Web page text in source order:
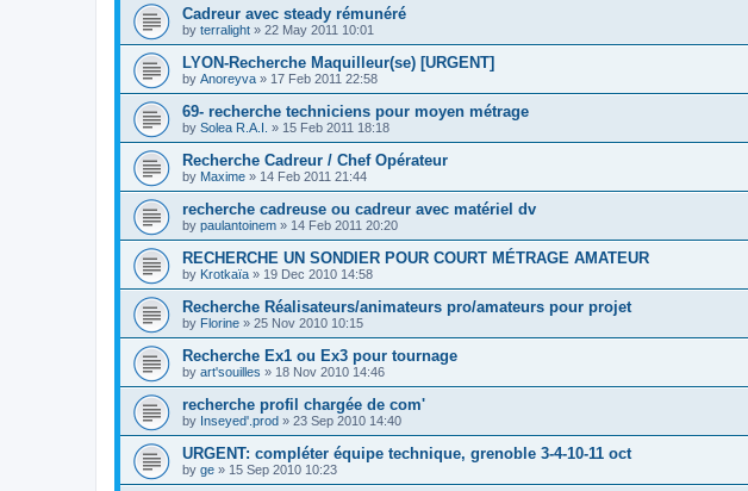
Cadreur avec steady rémunéré
by terralight » 22 May 2011 10:01
LYON-Recherche Maquilleur(se) [URGENT]
by Anoreyva » 17 Feb 2011 22:58
69- recherche techniciens pour moyen métrage
by Solea R.A.I. » 15 Feb 2011 18:18
Recherche Cadreur / Chef Opérateur
by Maxime » 14 Feb 2011 21:44
recherche cadreuse ou cadreur avec matériel dv
by paulantoinem » 14 Feb 2011 20:20
RECHERCHE UN SONDIER POUR COURT MÉTRAGE AMATEUR
by Krotkaïa » 19 Dec 2010 14:58
Recherche Réalisateurs/animateurs pro/amateurs pour projet
by Florine » 25 Nov 2010 10:15
Recherche Ex1 ou Ex3 pour tournage
by art'souilles » 18 Nov 2010 14:46
recherche profil chargée de com'
by Inseyed'.prod » 23 Sep 2010 14:40
URGENT: compléter équipe technique, grenoble 3-4-10-11 oct
by ge » 15 Sep 2010 10:23